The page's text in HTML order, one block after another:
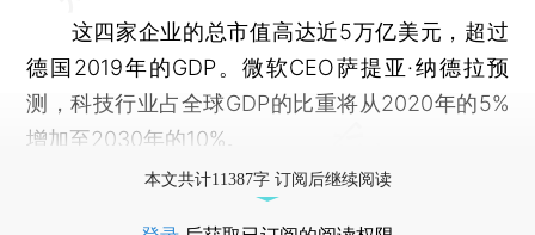
这四家企业的总市值高达近5万亿美元，超过
德国2019年的GDP。微软CEO萨提亚·纳德拉预
测，科技行业占全球GDP的比重将从2020年的5%
增加至2030年的10%。
本文共计11387字 订阅后继续阅读